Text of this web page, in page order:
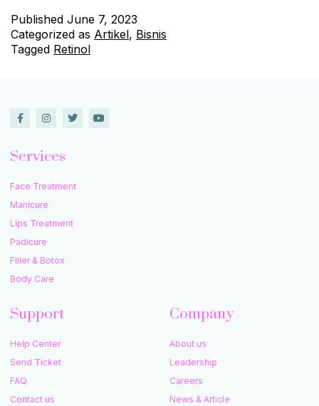
Published June 7, 2023
Categorized as Artikel, Bisnis
Tagged Retinol
Services
Face Treatment
Manicure
Lips Treatment
Padicure
Filler & Botox
Body Care
Support
Help Center
Send Ticket
FAQ
Contact us
Company
About us
Leadership
Careers
News & Article